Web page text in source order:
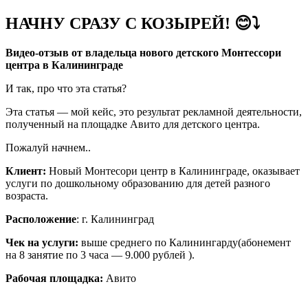
НАЧНУ СРАЗУ С КОЗЫРЕЙ! 😊⤵
Видео-отзыв от владельца нового детского Монтессори
центра в Калининграде
И так, про что эта статья?
Эта статья — мой кейс, это результат рекламной деятельности,
полученный на площадке Авито для детского центра.
Пожалуй начнем..
Клиент: Новый Монтесори центр в Калининграде, оказывает
услуги по дошкольному образованию для детей разного
возраста.
Расположение: г. Калининград
Чек на услуги: выше среднего по Калинингарду(абонемент
на 8 занятие по 3 часа — 9.000 рублей ).
Рабочая площадка: Авито